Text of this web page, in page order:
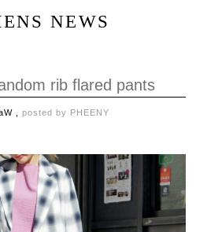
NEWS
rib flared pants
,posted by PHEENY